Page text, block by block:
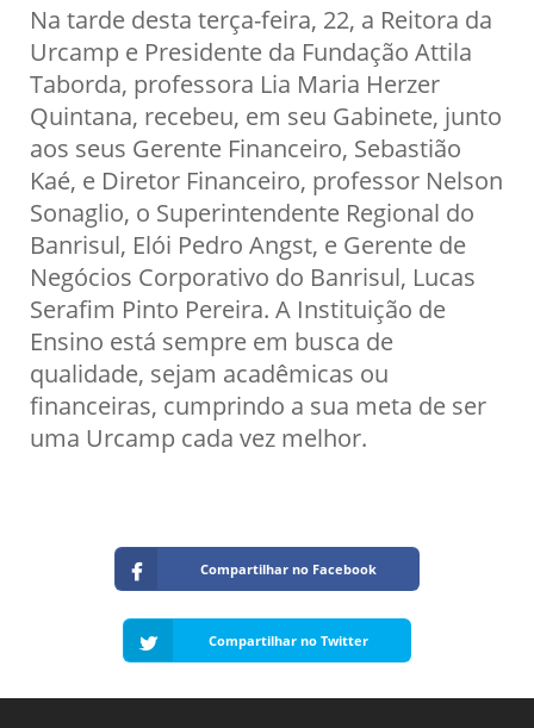
Na tarde desta terça-feira, 22, a Reitora da
Urcamp e Presidente da Fundação Attila
Taborda, professora Lia Maria Herzer
Quintana, recebeu, em seu Gabinete, junto
aos seus Gerente Financeiro, Sebastião
Kaé, e Diretor Financeiro, professor Nelson
Sonaglio, o Superintendente Regional do
Banrisul, Elói Pedro Angst, e Gerente de
Negócios Corporativo do Banrisul, Lucas
Serafim Pinto Pereira. A Instituição de
Ensino está sempre em busca de
qualidade, sejam acadêmicas ou
financeiras, cumprindo a sua meta de ser
uma Urcamp cada vez melhor.
Compartilhar no Facebook
Compartilhar no Twitter